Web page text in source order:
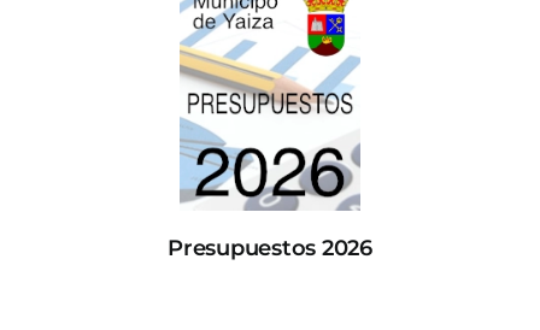
Presupuestos 2026